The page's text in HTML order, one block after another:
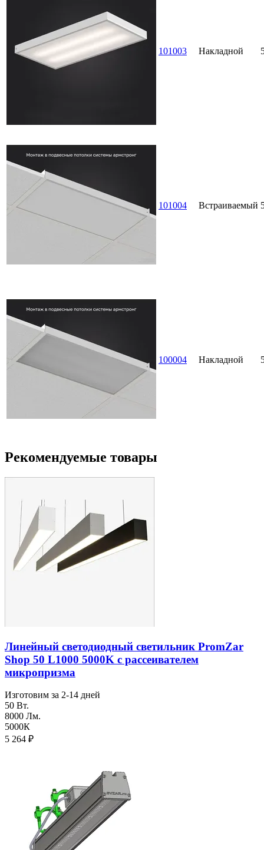
101003 Накладной
101004 Встраиваемый
100004 Накладной
Рекомендуемые товары
Линейный светодиодный светильник PromZar
Shop 50 L1000 5000K с рассеивателем
микропризма
Изготовим за 2-14 дней
50 Вт.
8000 Лм.
5000К
5 264 ₽